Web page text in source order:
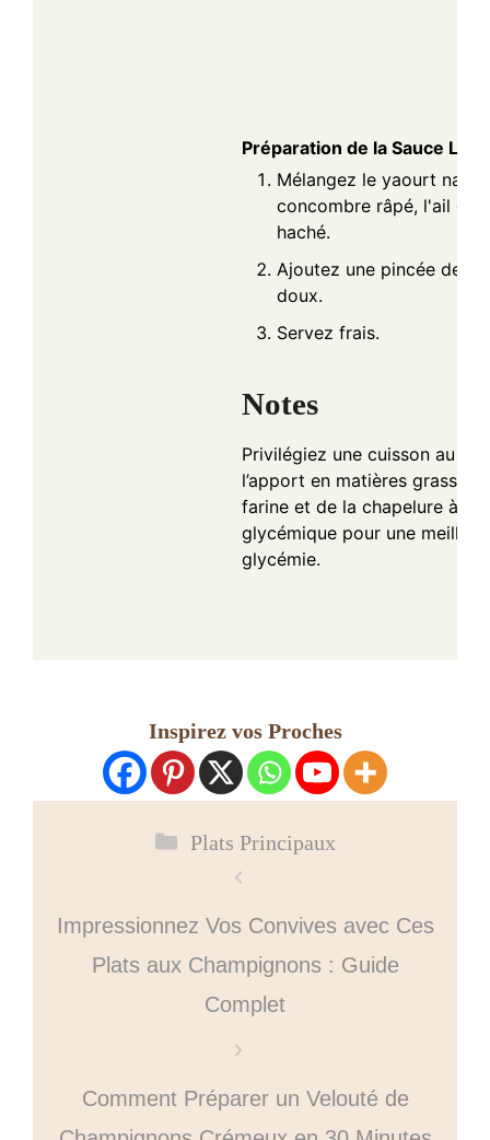
Préparation de la Sauce
Mélangez le yaourt
concombre râpé, l'ail
haché.
Ajoutez une pincée de
doux.
Servez frais.
Notes
Privilégiez une cuisson au
l’apport en matières grasses.
farine et de la chapelure à
glycémique pour une
glycémie.
Inspirez vos Proches
Catégories
Plats Principaux
Impressionnez Vos Convives avec Ces
Plats aux Champignons : Guide
Complet
Comment Préparer un Velouté de